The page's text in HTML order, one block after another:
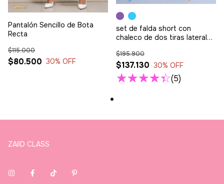
Pantalón Sencillo de Bota
Recta
$80.500
$115.000
30% OFF
set de falda short con
chaleco de dos tiras laterales
$137.130
$195.900
30% OFF
(5)
ZAIID CLASS